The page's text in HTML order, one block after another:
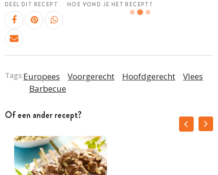
DEEL DIT RECEPT HOE VOND JE HET RECEPT?
Tags:Europees Voorgerecht Hoofdgerecht
Vlees
Barbecue
Of een ander recept?